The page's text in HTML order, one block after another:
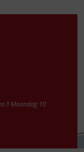
!! Maandag 10